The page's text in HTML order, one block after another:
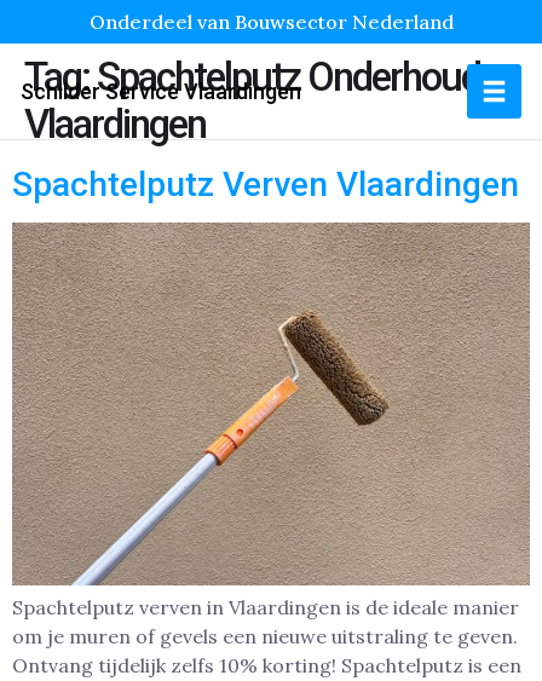
Onderdeel van Bouwsector Nederland
Schilder Service Vlaardingen
Tag:Spachtelputz Onderhoud
Vlaardingen
Spachtelputz Verven Vlaardingen
Spachtelputz verven in Vlaardingen is de ideale manier
om je muren of gevels een nieuwe uitstraling te geven.
Ontvang tijdelijk zelfs 10% korting! Spachtelputz is een